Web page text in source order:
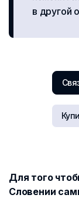
в другой
Для того
Словении